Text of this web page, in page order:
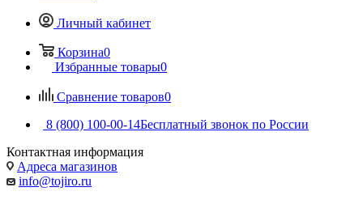
Личный кабинет
Корзина0
Избранные товары0
Сравнение товаров0
8 (800) 100-00-14Бесплатный звонок по России
Контактная информация
Адреса магазинов
info@tojiro.ru